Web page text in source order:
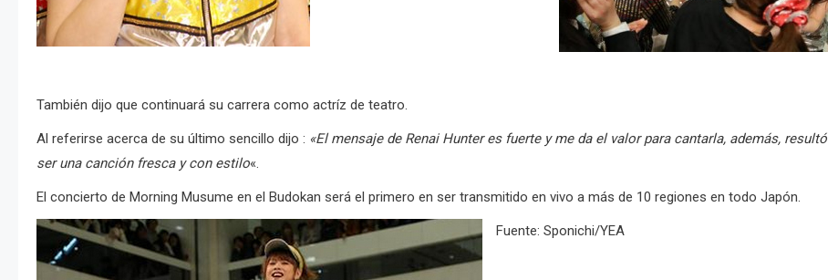
También dijo que continuará su carrera como actríz de teatro.
Al referirse acerca de su último sencillo dijo : «El mensaje de Renai Hunter es fuerte y me da el valor para cantarla, además, resultó
ser una canción fresca y con estilo«.
El concierto de Morning Musume en el Budokan será el primero en ser transmitido en vivo a más de 10 regiones en todo Japón.
Fuente: Sponichi/YEA